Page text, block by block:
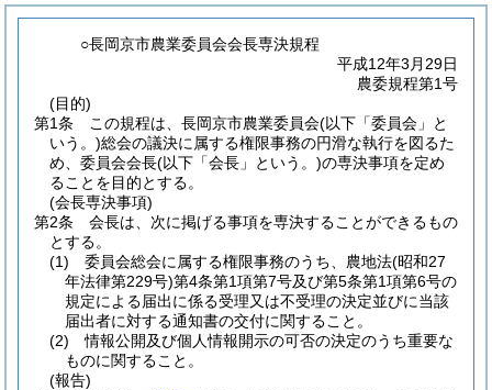
○長岡京市農業委員会会長専決規程
平成12年3月29日
農委規程第1号
(目的)
第1条
この規程は、長岡京市農業委員会(以下「委員会」と
いう。)総会の議決に属する権限事務の円滑な執行を図るた
め、委員会会長(以下「会長」という。)の専決事項を定め
ることを目的とする。
(会長専決事項)
第2条
会長は、次に掲げる事項を専決することができるもの
とする。
(1)
委員会総会に属する権限事務のうち、農地法(昭和27
年法律第229号)第4条第1項第7号及び第5条第1項第6号の
規定による届出に係る受理又は不受理の決定並びに当該
届出者に対する通知書の交付に関すること。
(2)
情報公開及び個人情報開示の可否の決定のうち重要な
ものに関すること。
(報告)